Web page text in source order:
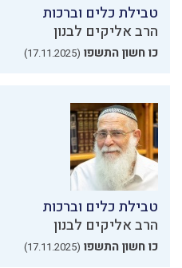
טבילת כלים וברכות
הרב אליקים לבנון
כו חשון התשפו (17.11.2025)
טבילת כלים וברכות
הרב אליקים לבנון
כו חשון התשפו (17.11.2025)